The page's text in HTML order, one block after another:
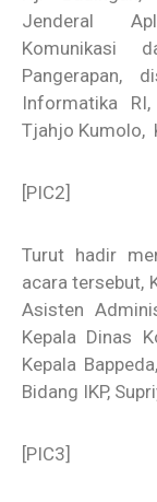
Jenderal
Komunikasi
Pangerapan,
Informatika
Tjahjo Kumolo,
[PIC2]
Turut hadir
acara tersebut,
Asisten
Kepala Dinas
Kepala
Bidang IKP,
[PIC3]